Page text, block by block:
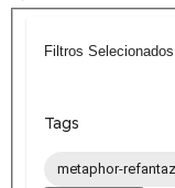
Filtros Selecionados
Tags
metaphor-